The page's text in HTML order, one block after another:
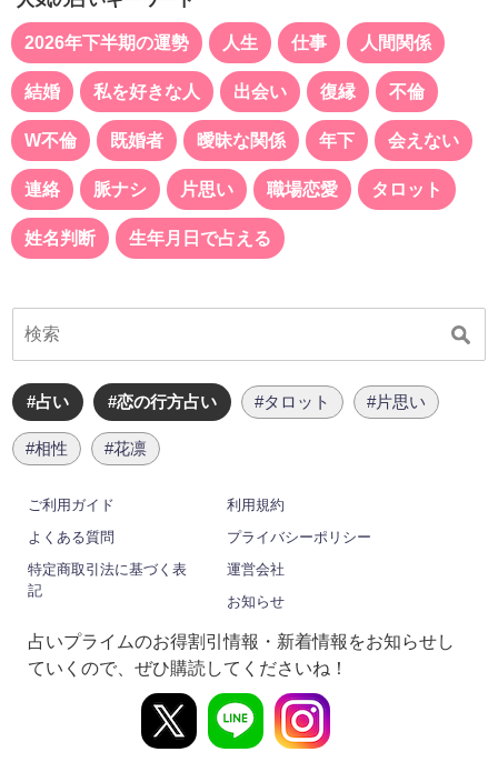
2026年下半期の運勢 人生 仕事 人間関係
結婚 私を好きな人 出会い 復縁 不倫
W不倫 既婚者 曖昧な関係 年下 会えない
連絡 脈ナシ 片思い 職場恋愛 タロット
姓名判断 生年月日で占える
#占い #恋の行方占い #タロット #片思い
#相性 #花凛
ご利用ガイド
利用規約
よくある質問
プライバシーポリシー
特定商取引法に基づく表
記
運営会社
お知らせ
占いプライムのお得割引情報・新着情報をお知らせし
ていくので、ぜひ購読してくださいね！